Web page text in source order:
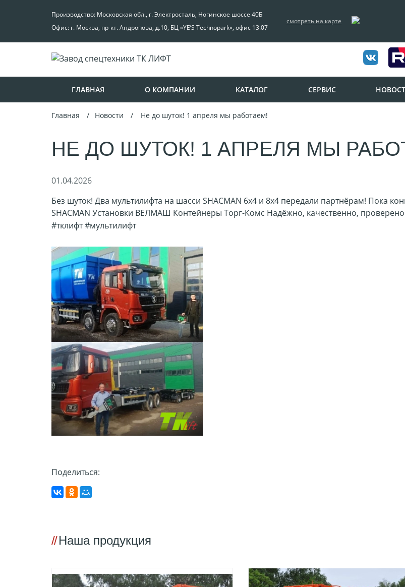
Производство: Московская обл., г. Электросталь, Ногинское шоссе 40Б
Офис: г. Москва, пр-кт. Андропова, д.10, БЦ «YE’S Technopark», офис 13.07
смотреть на карте
ГЛАВНАЯ О КОМПАНИИ КАТАЛОГ СЕРВИС
Главная Новости Не до шуток! 1 апреля мы работаем!
НЕ ДО ШУТОК! 1 АПРЕЛЯ МЫ
01.04.2026
Без шуток! Два мультилифта на шасси SHACMAN 6x4 и 8x4 передали партнёрам! Пока
SHACMAN Установки ВЕЛМАШ Контейнеры Торг-Комс Надёжно, качественно,
#тклифт #мультилифт
Поделиться:
Наша продукция